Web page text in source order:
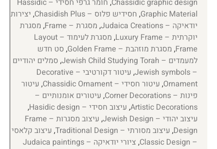
Chassidic graphic design
,
חומר גרפי חסידי – Hassidic
Graphic Material
, חסידיש פלוס – Chasidish Plus , יצירות
יודאיקה – Judaica Creations
, מסגרת – Frame , מסגרת
יוקרתית – Luxury Frame
,
מסגרת לעימוד – Layout
Frame
, מסגרת מוזהבת – Golden Frame , סט חדש
למעמדים – Jewish Child Studying Torah
, סמלים יהודיים
– Jewish symbols
,
עיטור דקורטיבי – Decorative
Ornament
, עיטור חסידי – Chassidic Ornament , עיטור
פינות – Corner Decorations
, עיטורים אומנותיים –
Artistic Decorations
, עיצוב חסידי – Hasidic design
,
עיצוב יהודי – Jewish Design
,
עיצוב מסגרות – Frame
Design
, עיצוב מסורתי – Traditional Design , עיצוב קלאסי
– Classic Design
, ציורי יודאיקה – Judaica paintings